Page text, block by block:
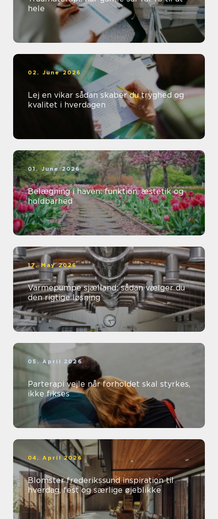
hele
02. June 2026
Lej en vikar sådan skaber du tryghed og
kvalitet i hverdagen
01. June 2026
Belægning i haven: funktion, æstetik og
holdbarhed
17. May 2026
Varmepumpe sjælland: sådan vælger du
den rigtige løsning
05. April 2026
Parterapi vejle når forholdet skal styrkes,
ikke fikses
04. April 2026
Blomster frederikssund inspiration til
hverdag, fest og særlige øjeblikke